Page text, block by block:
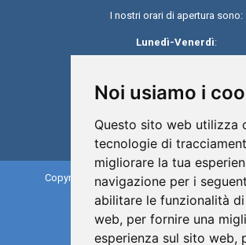
Noi usiamo i
Questo sito web utilizza
tecnologie di
migliorare la tua
navigazione per i
abilitare le funzionalità
web, per fornire una
esperienza sul sito web,
I nostri orari di apertura sono:
Lunedì-Venerdì:
Sabato e Domenica : Chiusi
Copyright 2019©esteticaeparrucchieri. All
Caracciolo srl
P.iva: 09353431217